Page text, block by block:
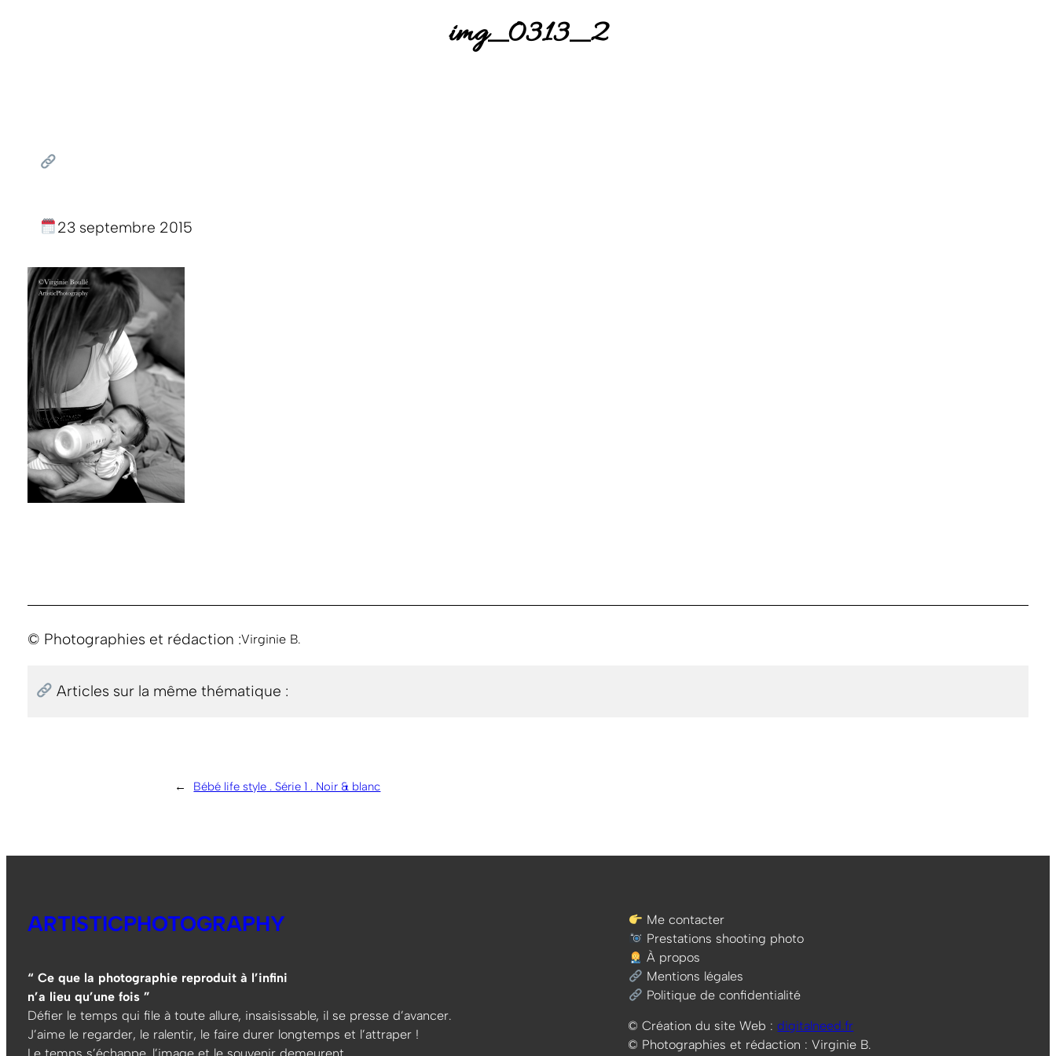
img_0313_2
23 septembre 2015
© Photographies et rédaction :Virginie B.
Articles sur la même thématique :
← Bébé life style . Série 1 . Noir & blanc
ARTISTICPHOTOGRAPHY
“ Ce que la photographie reproduit à l’infini
n’a lieu qu’une fois ”
Défier le temps qui file à toute allure, insaisissable, il se presse d’avancer.
J’aime le regarder, le ralentir, le faire durer longtemps et l’attraper !
Me contacter
Prestations shooting photo
À propos
Mentions légales
Politique de confidentialité
© Création du site Web : digitalneed.fr
© Photographies et rédaction : Virginie B.